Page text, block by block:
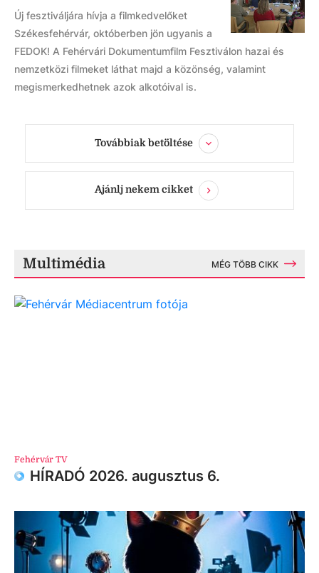
Új fesztiváljára hívja a filmkedvelőket
Székesfehérvár, októberben jön ugyanis a
FEDOK! A Fehérvári Dokumentumfilm Fesztiválon hazai és
nemzetközi filmeket láthat majd a közönség, valamint
megismerkedhetnek azok alkotóival is.
Továbbiak betöltése
Ajánlj nekem cikket
Multimédia MÉG TÖBB CIKK
Fehérvár TV
HÍRADÓ 2026. augusztus 6.